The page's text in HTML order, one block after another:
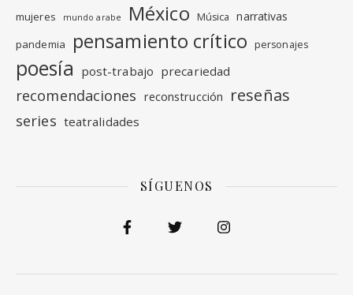
mujeres mundo arabe México Música narrativas
pandemia pensamiento crítico personajes
poesía post-trabajo precariedad
recomendaciones reconstrucción reseñas
series teatralidades
SÍGUENOS